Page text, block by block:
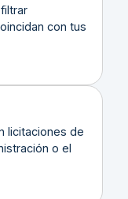
con tus
licitaciones de
o el